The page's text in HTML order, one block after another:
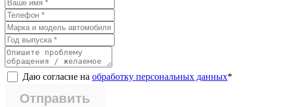
Даю согласие на обработку персональных данных*